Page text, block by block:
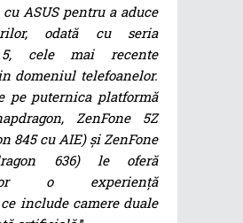
ASUS pentru a aduce
odată cu seria
5, cele mai recente
domeniul telefoanelor.
pe puternica platformă
ZenFone 5Z
845 cu AIE) și ZenFone
636) le oferă
o experiență
include camere duale